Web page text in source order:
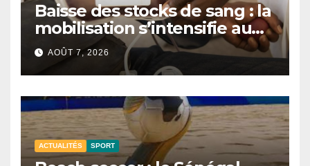
Baisse des stocks de sang : la
mobilisation s’intensifie au
CNTS de Dakar.
AOÛT 7, 2026
ACTUALITÉS SPORT